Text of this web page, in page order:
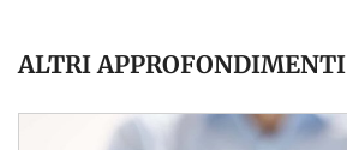
ALTRI APPROFONDIMENTI